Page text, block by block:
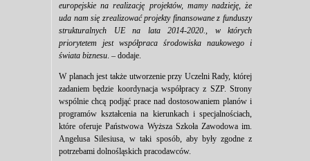
europejskie na realizację projektów, mamy nadzieję, że
uda nam się zrealizować projekty finansowane z funduszy
strukturalnych UE na lata 2014-2020., w których
priorytetem jest współpraca środowiska naukowego i
świata biznesu. – dodaje.
W planach jest także utworzenie przy Uczelni Rady, której
zadaniem będzie koordynacja współpracy z SZP. Strony
wspólnie chcą podjąć prace nad dostosowaniem planów i
programów kształcenia na kierunkach i specjalnościach,
które oferuje Państwowa Wyższa Szkoła Zawodowa im.
Angelusa Silesiusa, w taki sposób, aby były zgodne z
potrzebami dolnośląskich pracodawców.